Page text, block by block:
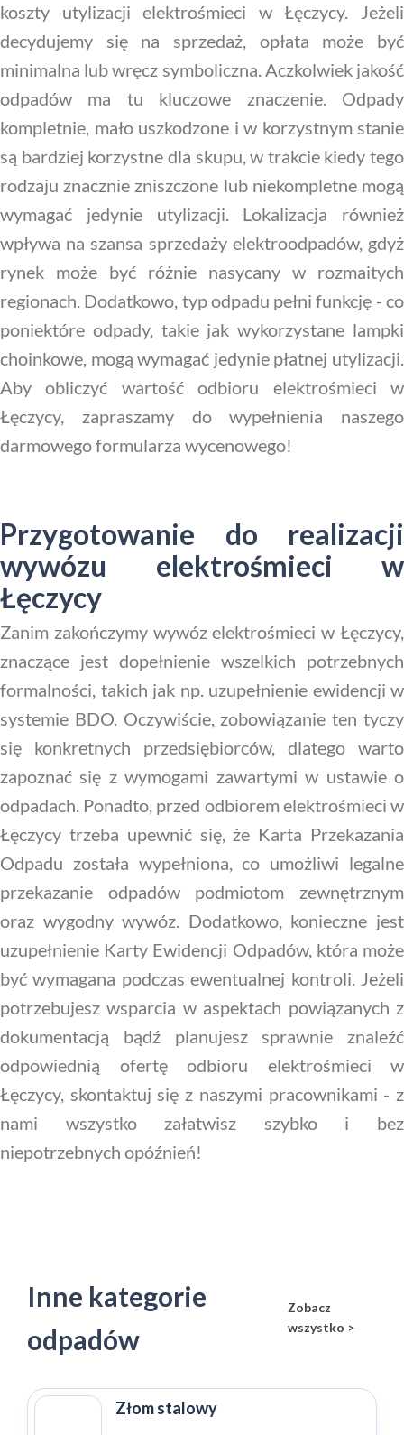
koszty utylizacji elektrośmieci w Łęczycy. Jeżeli
decydujemy się na sprzedaż, opłata może być
minimalna lub wręcz symboliczna. Aczkolwiek jakość
odpadów ma tu kluczowe znaczenie. Odpady
kompletnie, mało uszkodzone i w korzystnym stanie
są bardziej korzystne dla skupu, w trakcie kiedy tego
rodzaju znacznie zniszczone lub niekompletne mogą
wymagać jedynie utylizacji. Lokalizacja również
wpływa na szansa sprzedaży elektroodpadów, gdyż
rynek może być różnie nasycany w rozmaitych
regionach. Dodatkowo, typ odpadu pełni funkcję - co
poniektóre odpady, takie jak wykorzystane lampki
choinkowe, mogą wymagać jedynie płatnej utylizacji.
Aby obliczyć wartość odbioru elektrośmieci w
Łęczycy, zapraszamy do wypełnienia naszego
darmowego formularza wycenowego!
Przygotowanie do realizacji
wywózu elektrośmieci w
Łęczycy
Zanim zakończymy wywóz elektrośmieci w Łęczycy,
znaczące jest dopełnienie wszelkich potrzebnych
formalności, takich jak np. uzupełnienie ewidencji w
systemie BDO. Oczywiście, zobowiązanie ten tyczy
się konkretnych przedsiębiorców, dlatego warto
zapoznać się z wymogami zawartymi w ustawie o
odpadach. Ponadto, przed odbiorem elektrośmieci w
Łęczycy trzeba upewnić się, że Karta Przekazania
Odpadu została wypełniona, co umożliwi legalne
przekazanie odpadów podmiotom zewnętrznym
oraz wygodny wywóz. Dodatkowo, konieczne jest
uzupełnienie Karty Ewidencji Odpadów, która może
być wymagana podczas ewentualnej kontroli. Jeżeli
potrzebujesz wsparcia w aspektach powiązanych z
dokumentacją bądź planujesz sprawnie znaleźć
odpowiednią ofertę odbioru elektrośmieci w
Łęczycy, skontaktuj się z naszymi pracownikami - z
nami wszystko załatwisz szybko i bez
niepotrzebnych opóźnień!
Inne kategorie
odpadów
Zobacz
wszystko >
Złom stalowy